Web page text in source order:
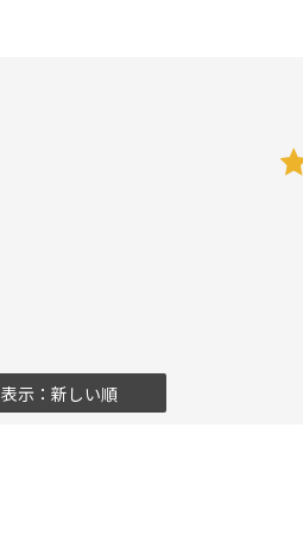
表示：新しい順